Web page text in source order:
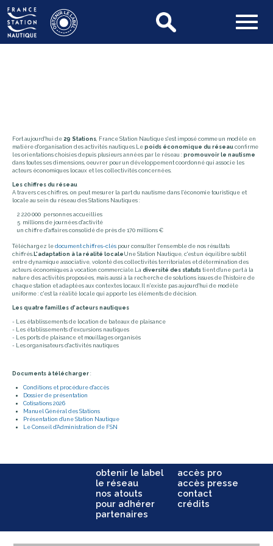
Fort aujourd'hui de 29 Stations, France Station Nautique s'est imposé comme un modèle en
matière d'organisation des activités nautiques.Le poids économique du réseau confirme
les orientations choisies depuis plusieurs années par le réseau : promouvoir le nautisme
dans toutes ses dimensions, oeuvrer pour un développement coordonné qui associe les
acteurs économiques locaux et les collectivités concernées.
Les chiffres du réseau
A travers ces chiffres, on peut mesurer la part du nautisme dans l'économie touristique et
locale au sein du réseau des Stations Nautiques :
2 220 000 personnes accueillies
5 millions de journées d'activité
un chiffre d'affaires consolidé de près de 170 millions €
Téléchargez le document chiffres-clés pour consulter l'ensemble de nos résultats
chiffrés. L'adaptation à la réalité locale Une Station Nautique, c'est un équilibre subtil
entre dynamique associative, volonté des collectivités territoriales et détermination des
acteurs économiques à vocation commerciale.La diversité des statuts tient d'une part à la
nature des activités proposées, mais aussi à la recherche de solutions issues de l'histoire de
chaque station et adaptées aux contextes locaux.Il n'existe pas aujourd'hui de modèle
uniforme : c'est la réalité locale qui apporte les éléments de décision.
Les quatre familles d'acteurs nautiques
- Les établissements de location de bateaux de plaisance
- Les établissements d'excursions nautiques
- Les ports de plaisance et mouillages organisés
- Les organisateurs d'activités nautiques
Documents à télécharger :
Conditions et procédure d'accès
Dossier de présentation
Cotisations 2026
Manuel Général des Stations
Présentation d'une Station Nautique
Le Conseil d'Administration de FSN
obtenir le label
le réseau
nos atouts
pour adhérer
partenaires
accès pro
accès presse
contact
crédits